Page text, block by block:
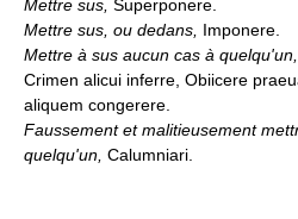
Mettre sus, Superponere.
Mettre sus, ou dedans, Imponere.
Mettre à sus aucun cas à quelqu'un,
Crimen alicui inferre, Obiicere
aliquem congerere.
Faussement et malitieusement
quelqu'un, Calumniari.